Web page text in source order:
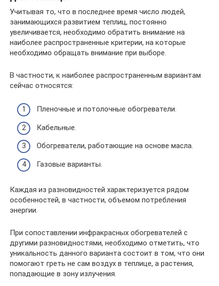
Учитывая то, что в последнее время число людей,
занимающихся развитием теплиц, постоянно
увеличивается, необходимо обратить внимание на
наиболее распространенные критерии, на которые
необходимо обращать внимание при выборе.
В частности, к наиболее распространенным вариантам
сейчас относятся:
Пленочные и потолочные обогреватели.
Кабельные.
Обогреватели, работающие на основе масла.
Газовые варианты.
Каждая из разновидностей характеризуется рядом
особенностей, в частности, объемом потребления
энергии.
При сопоставлении инфракрасных обогревателей с
другими разновидностями, необходимо отметить, что
уникальность данного варианта состоит в том, что они
помогают греть не сам воздух в теплице, а растения,
попадающие в зону излучения.